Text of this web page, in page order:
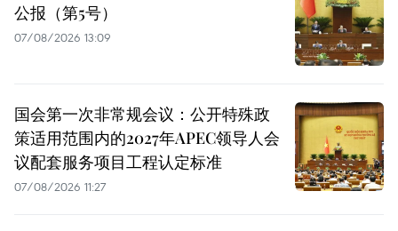
公报（第5号）
07/08/2026 13:09
国会第一次非常规会议：公开特殊政
策适用范围内的2027年APEC领导人会
议配套服务项目工程认定标准
07/08/2026 11:27